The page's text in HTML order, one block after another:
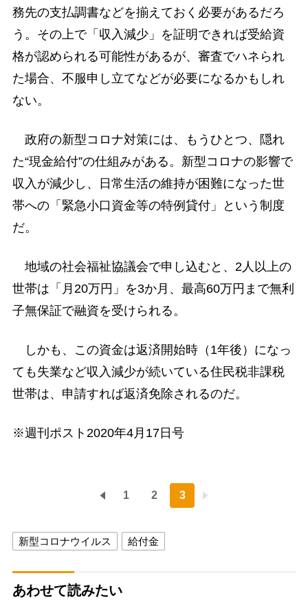
務先の支払調書などを揃えておく必要があるだろ
う。その上で「収入減少」を証明できれば受給資
格が認められる可能性があるが、審査でハネられ
た場合、不服申し立てなどが必要になるかもしれ
ない。
政府の新型コロナ対策には、もうひとつ、隠れ
た“現金給付”の仕組みがある。新型コロナの影響で
収入が減少し、日常生活の維持が困難になった世
帯への「緊急小口資金等の特例貸付」という制度
だ。
地域の社会福祉協議会で申し込むと、2人以上の
世帯は「月20万円」を3か月、最高60万円まで無利
子無保証で融資を受けられる。
しかも、この資金は返済開始時（1年後）になっ
ても失業など収入減少が続いている住民税非課税
世帯は、申請すれば返済免除されるのだ。
※週刊ポスト2020年4月17日号
1 2 3
新型コロナウイルス 給付金
あわせて読みたい